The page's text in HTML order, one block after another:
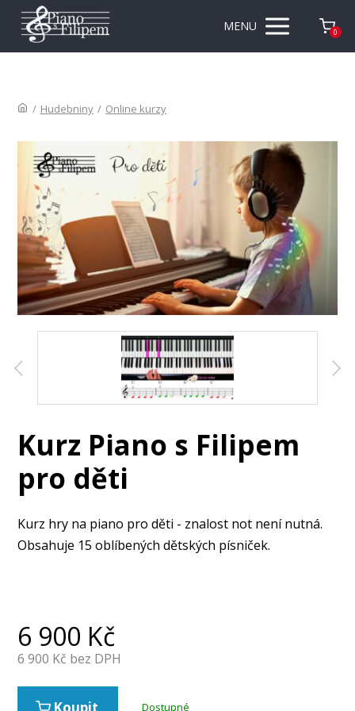
MENU 0
/ Hudebniny / Online kurzy
Kurz Piano s Filipem
pro děti
Kurz hry na piano pro děti - znalost not není nutná.
Obsahuje 15 oblíbených dětských písniček.
6 900 Kč
6 900 Kč bez DPH
Dostupné